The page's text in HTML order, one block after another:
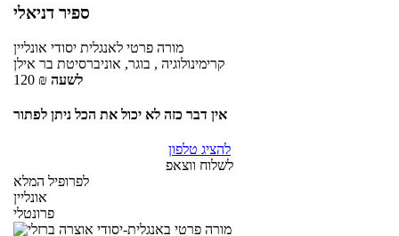
ספיר דניאלי
מורה פרטי לאנגלית יסודי אונליין
קרימינולוגיה , בוגר, אוניברסיטת בר אילן
120 ₪ לשעה
אין דבר כזה לא יכול את הכל ניתן לפתור
להציג טלפון
לשלוח ווצאפ
לפרופיל המלא
אונליין
פרונטלי